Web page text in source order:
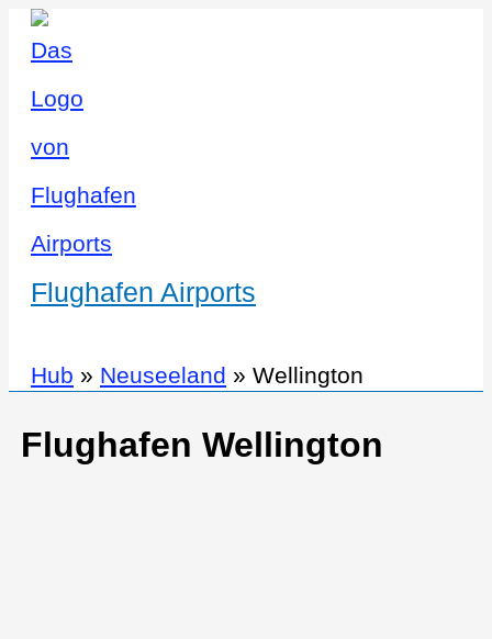
Flughafen Airports
Hub » Neuseeland » Wellington
Flughafen Wellington